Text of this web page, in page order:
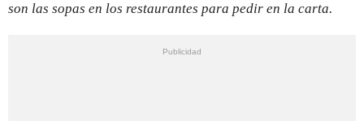
son las sopas en los restaurantes para pedir en la carta.